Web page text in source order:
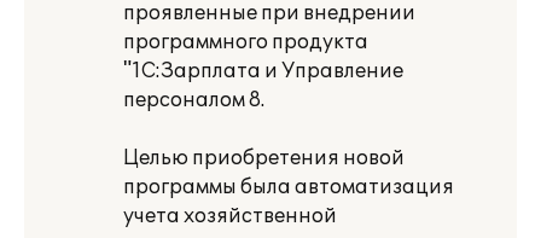
проявленные при внедрении
программного продукта
"1С:Зарплата и Управление
персоналом 8.
Целью приобретения новой
программы была автоматизация
учета хозяйственной